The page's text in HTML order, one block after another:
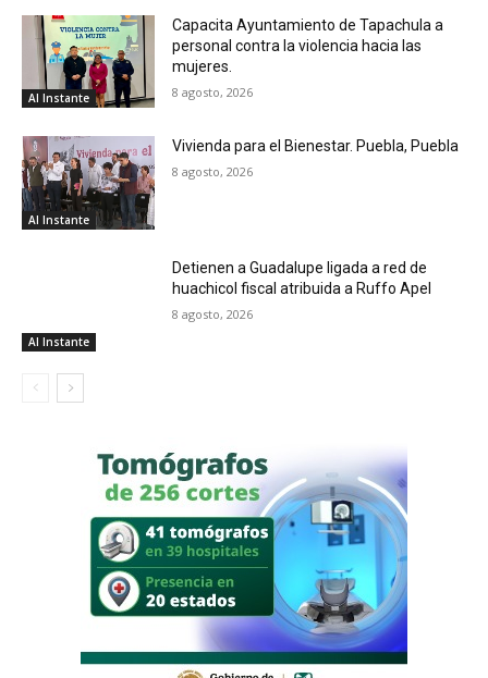
Al Instante
Capacita Ayuntamiento de Tapachula a
personal contra la violencia hacia las
mujeres.
8 agosto, 2026
Al Instante
Vivienda para el Bienestar. Puebla, Puebla
8 agosto, 2026
Al Instante
Detienen a Guadalupe ligada a red de
huachicol fiscal atribuida a Ruffo Apel
8 agosto, 2026